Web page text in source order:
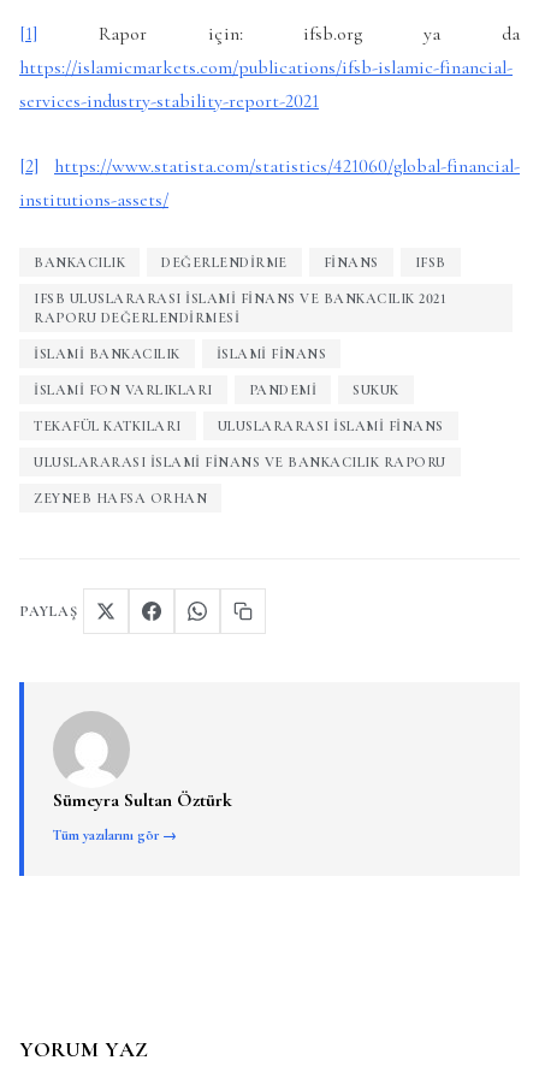
[1] Rapor için: ifsb.org ya da
https://islamicmarkets.com/publications/ifsb-islamic-financial-
services-industry-stability-report-2021
[2]
https://www.statista.com/statistics/421060/global-financial-
institutions-assets/
BANKACILIK DEĞERLENDIRME FINANS IFSB
IFSB ULUSLARARASI İSLAMI FINANS VE BANKACILIK 2021
RAPORU DEĞERLENDIRMESI
İSLAMI BANKACILIK ISLAMI FINANS
ISLAMI FON VARLIKLARI PANDEMI SUKUK
TEKAFÜL KATKILARI ULUSLARARASI İSLAMI FİNANS
ULUSLARARASI İSLAMI FINANS VE BANKACILIK RAPORU
ZEYNEB HAFSA ORHAN
PAYLAŞ
Sümeyra Sultan Öztürk
Tüm yazılarını gör →
YORUM YAZ